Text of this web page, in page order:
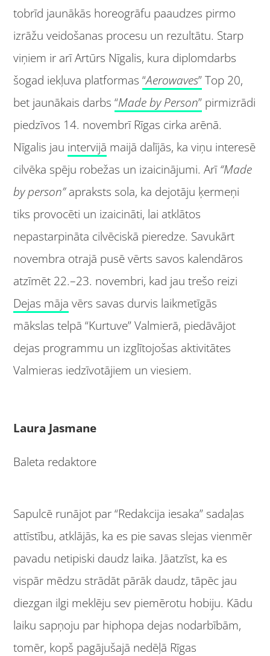
tobrīd jaunākās horeogrāfu paaudzes pirmo
izrāžu veidošanas procesu un rezultātu. Starp
viņiem ir arī Artūrs Nīgalis, kura diplomdarbs
šogad iekļuva platformas“Aerowaves”Top 20,
bet jaunākais darbs“Made by Person” pirmizrādi
piedzīvos 14. novembrī Rīgas cirka arēnā.
Nīgalis jau intervijā maijā dalījās, ka viņu interesē
cilvēka spēju robežas un izaicinājumi. Arī“Made
by person”apraksts sola, ka dejotāju ķermeņi
tiks provocēti un izaicināti, lai atklātos
nepastarpināta cilvēciskā pieredze. Savukārt
novembra otrajā pusē vērts savos kalendāros
atzīmēt 22.–23. novembri, kad jau trešo reizi
Dejas māja vērs savas durvis laikmetīgās
mākslas telpā “Kurtuve” Valmierā, piedāvājot
dejas programmu un izglītojošas aktivitātes
Valmieras iedzīvotājiem un viesiem.
Laura Jasmane
Baleta redaktore
Sapulcē runājot par “Redakcija iesaka” sadaļas
attīstību, atklājās, ka es pie savas slejas vienmēr
pavadu netipiski daudz laika. Jāatzīst, ka es
vispār mēdzu strādāt pārāk daudz, tāpēc jau
diezgan ilgi meklēju sev piemērotu hobiju. Kādu
laiku sapņoju par hiphopa dejas nodarbībām,
tomēr, kopš pagājušajā nedēļā Rīgas